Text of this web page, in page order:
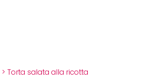
> Torta salata alla ricotta